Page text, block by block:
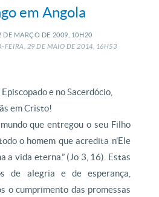
em Angola
DE MARÇO DE 2009, 10H20
FEIRA, 29DEMAIO DE2014, 16H53
e no Sacerdócio,
em Cristo!
que entregou o seu Filho
o homem que acredita n’Ele
a vida eterna.” (Jo 3, 16). Estas
de alegria e de esperança,
o cumprimento das promessas